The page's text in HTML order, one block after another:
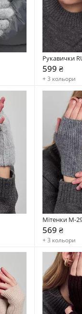
Рукавички
599 ₴
+ 3 кольори
Мітенки М-
569 ₴
+ 3 кольори